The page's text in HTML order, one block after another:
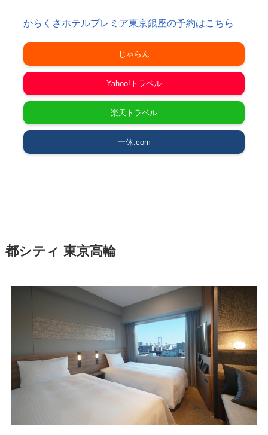
からくさホテルプレミア東京銀座の予約はこちら
じゃらん
Yahoo!トラベル
楽天トラベル
一休.com
都シティ 東京高輪